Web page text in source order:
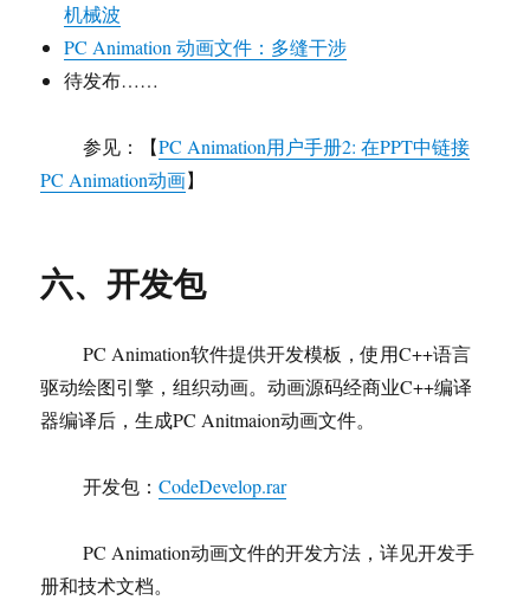
机械波
PC Animation 动画文件：多缝干涉
待发布……
参见：【PC Animation用户手册2: 在PPT中链接
PC Animation动画】
六、开发包
PC Animation软件提供开发模板，使用C++语言
驱动绘图引擎，组织动画。动画源码经商业C++编译
器编译后，生成PC Anitmaion动画文件。
开发包：CodeDevelop.rar
PC Animation动画文件的开发方法，详见开发手
册和技术文档。